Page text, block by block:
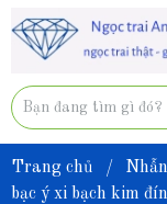
Trang chủ /
bạc ý xi bạch kim